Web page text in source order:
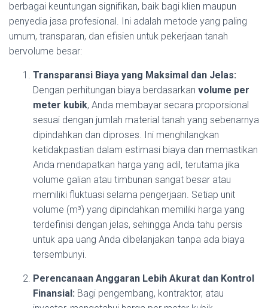
berbagai keuntungan signifikan, baik bagi klien maupun
penyedia jasa profesional. Ini adalah metode yang paling
umum, transparan, dan efisien untuk pekerjaan tanah
bervolume besar:
Transparansi Biaya yang Maksimal dan Jelas:
Dengan perhitungan biaya berdasarkan volume per
meter kubik, Anda membayar secara proporsional
sesuai dengan jumlah material tanah yang sebenarnya
dipindahkan dan diproses. Ini menghilangkan
ketidakpastian dalam estimasi biaya dan memastikan
Anda mendapatkan harga yang adil, terutama jika
volume galian atau timbunan sangat besar atau
memiliki fluktuasi selama pengerjaan. Setiap unit
volume (m³) yang dipindahkan memiliki harga yang
terdefinisi dengan jelas, sehingga Anda tahu persis
untuk apa uang Anda dibelanjakan tanpa ada biaya
tersembunyi.
Perencanaan Anggaran Lebih Akurat dan Kontrol
Finansial: Bagi pengembang, kontraktor, atau